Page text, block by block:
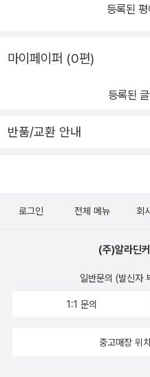
우는 호랑이의 노란 송곳니도 멋
성어 ‘호가호위’와 ‘여우비’에
례의 이모저모를 보여 주는 책입니다. 북스타트 선정도서 | 동
화 누리려거든 모란 그림을 걸어
그림이 제격이지요. 용맹한 장수
께 아름다운 우리 민화를 만나
정직한 독서와 공부의 가치, 그
에 대해 이야기합니다, 책과 공
올바른 태도에 대해서도 생각해
희 글 | 신민재 그림 별이랑 왕할
등록된
마이페이퍼 (0편)
등록된
반품/교환 안내
로그인 전체 메뉴 회
(주)알라딘
일반문의 (발신자
1:1 문의
중고매장 위